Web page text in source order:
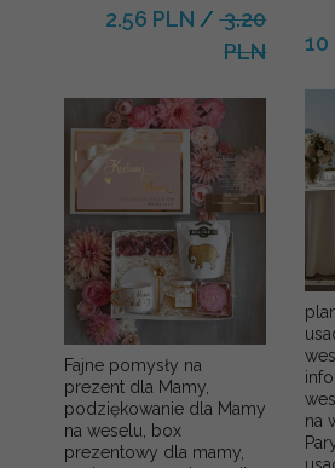
2.56 PLN /3.20
PLN
Fajne pomysły na
prezent dla Mamy,
podziękowanie dla Mamy
na weselu, box
prezentowy dla mamy,
10
na